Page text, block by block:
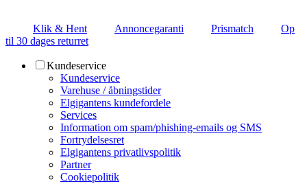
Klik & Hent Annoncegaranti Prismatch
Op
til 30 dages returret
Kundeservice
Kundeservice
Varehuse / åbningstider
Elgigantens kundefordele
Services
Information om spam/phishing-emails og SMS
Fortrydelsesret
Elgigantens privatlivspolitik
Partner
Cookiepolitik